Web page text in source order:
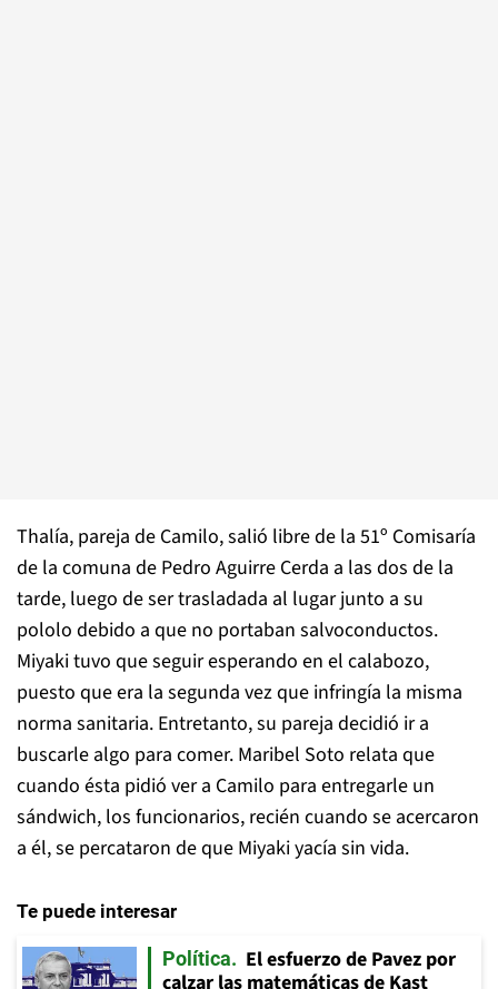
Thalía, pareja de Camilo, salió libre de la 51º Comisaría
de la comuna de Pedro Aguirre Cerda a las dos de la
tarde, luego de ser trasladada al lugar junto a su
pololo debido a que no portaban salvoconductos.
Miyaki tuvo que seguir esperando en el calabozo,
puesto que era la segunda vez que infringía la misma
norma sanitaria. Entretanto, su pareja decidió ir a
buscarle algo para comer. Maribel Soto relata que
cuando ésta pidió ver a Camilo para entregarle un
sándwich, los funcionarios, recién cuando se acercaron
a él, se percataron de que Miyaki yacía sin vida.
Te puede interesar
Política
El esfuerzo de Pavez por
calzar las matemáticas de Kast